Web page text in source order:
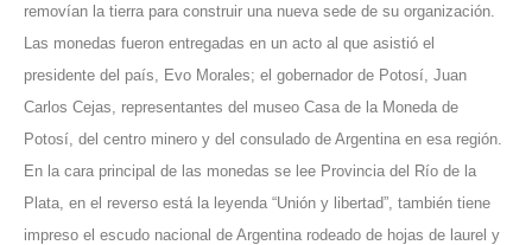
removían la tierra para construir una nueva sede de su organización.
Las monedas fueron entregadas en un acto al que asistió el
presidente del país, Evo Morales; el gobernador de Potosí, Juan
Carlos Cejas, representantes del museo Casa de la Moneda de
Potosí, del centro minero y del consulado de Argentina en esa región.
En la cara principal de las monedas se lee Provincia del Río de la
Plata, en el reverso está la leyenda “Unión y libertad”, también tiene
impreso el escudo nacional de Argentina rodeado de hojas de laurel y